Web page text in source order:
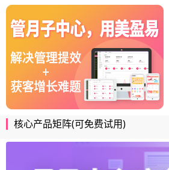
核心产品矩阵(可免费试用)